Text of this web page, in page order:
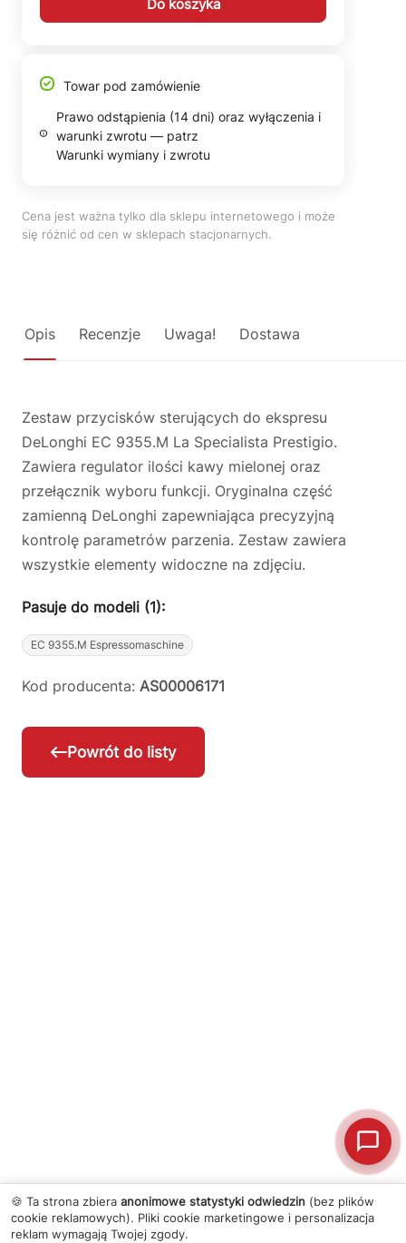
Do koszyka
Towar pod zamówienie
Prawo odstąpienia (14 dni) oraz wyłączenia i
warunki zwrotu — patrz
Warunki wymiany i zwrotu
Cena jest ważna tylko dla sklepu internetowego i może
się różnić od cen w sklepach stacjonarnych.
Opis Recenzje Uwaga! Dostawa
Zestaw przycisków sterujących do ekspresu
DeLonghi EC 9355.M La Specialista Prestigio.
Zawiera regulator ilości kawy mielonej oraz
przełącznik wyboru funkcji. Oryginalna część
zamienną DeLonghi zapewniająca precyzyjną
kontrolę parametrów parzenia. Zestaw zawiera
wszystkie elementy widoczne na zdjęciu.
Pasuje do modeli (1):
EC 9355.M Espressomaschine
Kod producenta: AS00006171
Powrót do listy
🍪 Ta strona zbiera anonimowe statystyki odwiedzin (bez plików
cookie reklamowych). Pliki cookie marketingowe i personalizacja
reklam wymagają Twojej zgody.